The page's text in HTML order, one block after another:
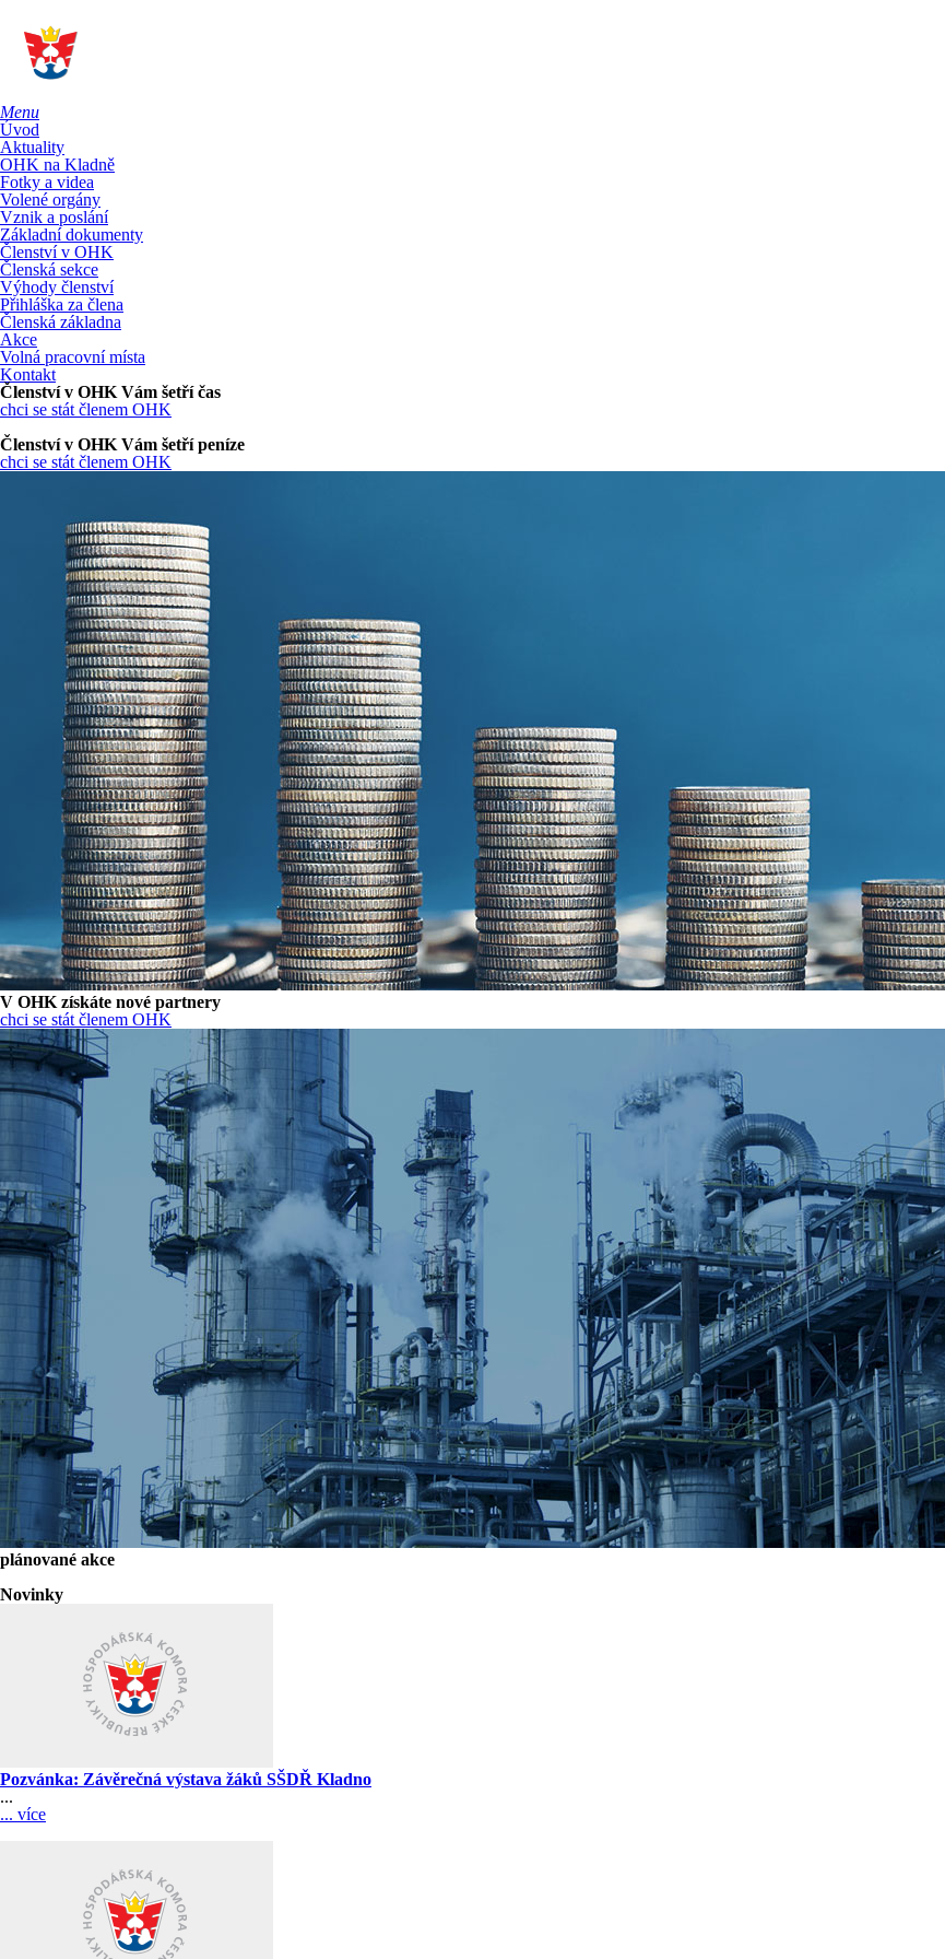
Menu
Úvod
Aktuality
OHK na Kladně
Fotky a videa
Volené orgány
Vznik a poslání
Základní dokumenty
Členství v OHK
Členská sekce
Výhody členství
Přihláška za člena
Členská základna
Akce
Volná pracovní místa
Kontakt
Členství v OHK Vám šetří čas
chci se stát členem OHK
Členství v OHK Vám šetří peníze
chci se stát členem OHK
V OHK získáte nové partnery
chci se stát členem OHK
plánované akce
Novinky
Pozvánka: Závěrečná výstava žáků SŠDŘ Kladno
...
... více